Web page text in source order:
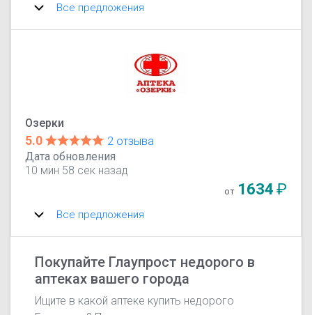
Все предложения
Озерки
5.0
2 отзыва
Дата обновления
10 мин 58 сек назад
от 1634₽
Все предложения
Покупайте Глаупрост недорого в
аптеках вашего города
Ищите в какой аптеке купить недорого